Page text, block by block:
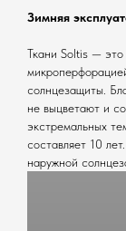
Зимняя
Ткани Soltis — это
солнцезащиты.
не выцветают и
экстремальных
составляет 10
наружной